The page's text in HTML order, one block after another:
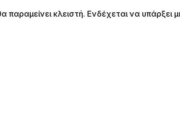
παραμείνει κλειστή. Ενδέχεται να